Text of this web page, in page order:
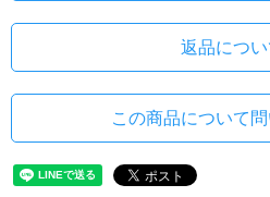
返品につい
この商品について